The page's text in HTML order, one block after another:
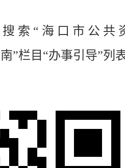
索 “ 海 口 市 公 共
”栏目“办事引导”列